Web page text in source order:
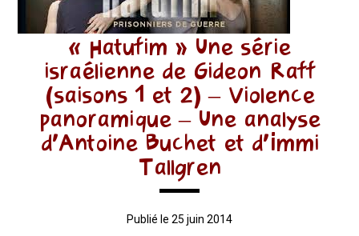
« Hatufim » Une série
israélienne de Gideon Raff
(saisons 1 et 2) – Violence
panoramique – Une analyse
d’Antoine Buchet et d’Immi
Tallgren
Publié le 25 juin 2014